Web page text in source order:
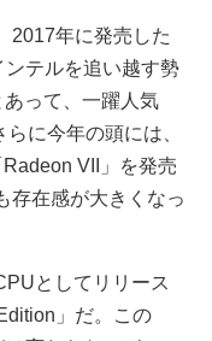
2017年に発売した
テルを追い越す勢
って、一躍人気
に今年の頭には、
VII」を発売
存在感が大きくなっ
としてリリース
」だ。この